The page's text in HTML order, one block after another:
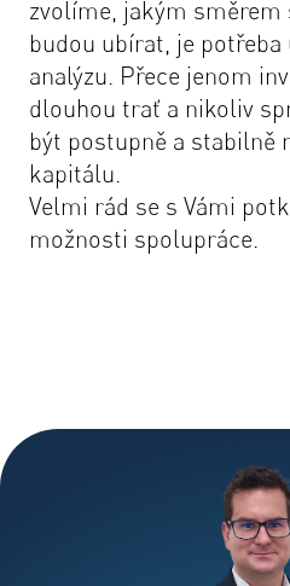
zvolíme, jakým směrem
budou ubírat, je
analýzu. Přece jenom
dlouhou trať a nikoliv
být postupně a stabilně
kapitálu.
Velmi rád se s Vámi
možnosti spolupráce.